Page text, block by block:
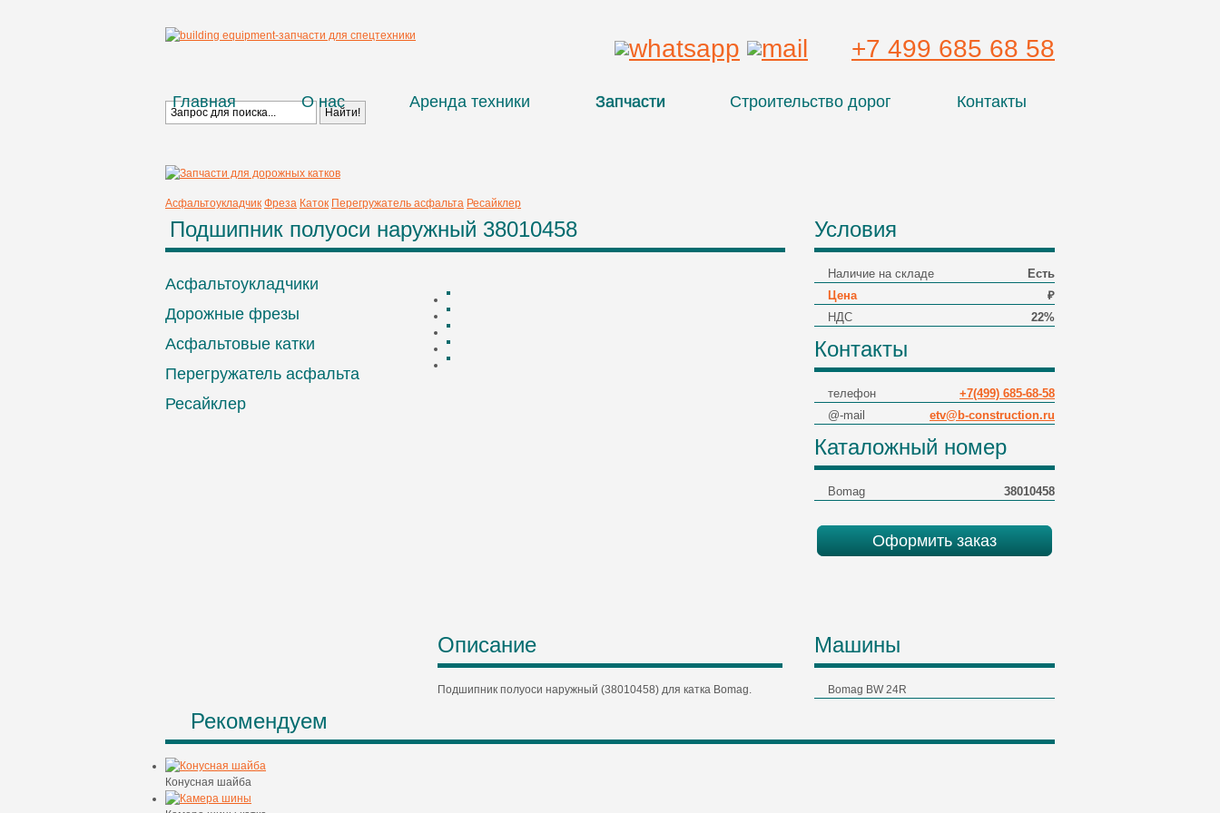
+7 499 685 68 58
Главная О нас Аренда техники Запчасти Строительство дорог Контакты
Асфальтоукладчик Фреза Каток Перегружатель асфальта Ресайклер
Подшипник полуоси наружный 38010458
Асфальтоукладчики
Дорожные фрезы
Асфальтовые катки
Перегружатель асфальта
Ресайклер
Описание
Подшипник полуоси наружный (38010458) для катка Bomag.
Условия
Наличие на складе
Есть
Цена
₽
НДС
22%
Контакты
телефон
+7(499) 685-68-58
@-mail
etv@b-construction.ru
Каталожный номер
Bomag 38010458
Оформить заказ
Машины
Bomag BW 24R
Рекомендуем
Конусная шайба